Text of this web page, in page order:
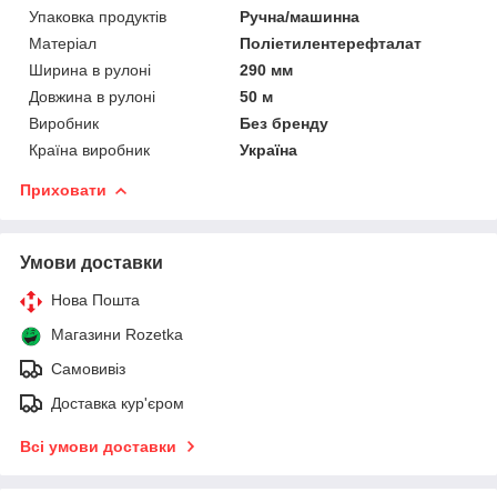
Упаковка продуктів
Ручна/машинна
Матеріал
Поліетилентерефталат
Ширина в рулоні
290 мм
Довжина в рулоні
50 м
Виробник
Без бренду
Країна виробник
Україна
Приховати
Умови доставки
Нова Пошта
Магазини Rozetka
Самовивіз
Доставка кур'єром
Всі умови доставки